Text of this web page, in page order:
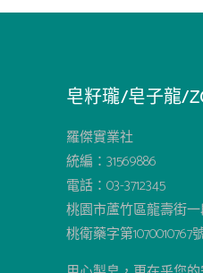
皂籽瓏/皂子龍/
羅傑實業社
統編：31569886
電話：03-3712345
桃園市蘆竹區龍壽街
桃衛藥字第1070010767